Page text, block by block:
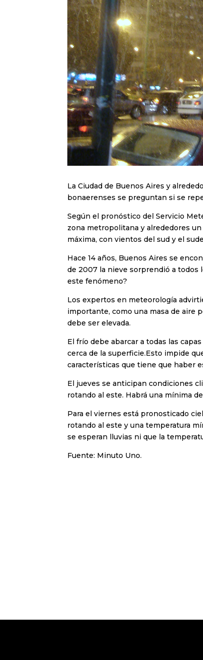
La Ciudad de Buenos Aires y
bonaerenses se preguntan si se
Según el pronóstico del Servicio
zona metropolitana y alrededores
máxima, con vientos del sud y el
Hace 14 años, Buenos Aires se
de 2007 la nieve sorprendió a todos
este fenómeno?
Los expertos en meteorología
importante, como una masa de aire
debe ser elevada.
El frío debe abarcar a todas las
cerca de la superficie.Esto impide
características que tiene que haber
El jueves se anticipan condiciones
rotando al este. Habrá una mínima
Para el viernes está pronosticado
rotando al este y una temperatura
se esperan lluvias ni que la
Fuente: Minuto Uno.